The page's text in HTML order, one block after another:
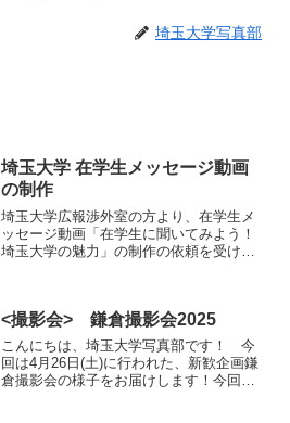
埼玉大学写真部
埼玉大学 在学生メッセージ動画
の制作
埼玉大学広報渉外室の方より、在学生メ
ッセージ動画「在学生に聞いてみよう！
埼玉大学の魅力」の制作の依頼を受けま
ご覧ください。新...
<撮影会> 鎌倉撮影会2025
こんにちは、埼玉大学写真部です！ 今
回は4月26日(土)に行われた、新歓企画鎌
倉撮影会の様子をお届けします！今回の